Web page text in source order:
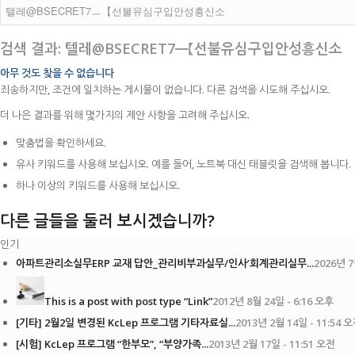
검색 결과: 텔레@BSECRET7ㅡ【선불유심구입안성흥신소
아무 것도 찾을 수 없습니다
죄송하지만, 조건에 일치하는 게시물이 없습니다. 다른 검색을 시도해 주십시오.
더 나은 결과를 위해 몇가지의 제안 사항을 고려해 주십시오.
맞춤법을 확인하세요.
유사 키워드를 사용해 보십시오. 예를 들어, 노트북 대신 태블릿을 검색해 봅니다.
하나 이상의 키워드를 사용해 보십시오.
다른 글들을 둘러 보시겠습니까?
인기
아파트관리소실무ERP 교재 답안_관리비부과실무/인사’회계관리실무...2026년
This is a post with post type “Link”2012년 8월 24일 - 6:16 오후
[기타] 2월2일 변경된 KcLep 프로그램 기타자료실...2013년 2월 14일 - 11:54 오
[시험] KcLep 프로그램 “한부모”, “부양가족...2013년 2월 17일 - 11:51 오전